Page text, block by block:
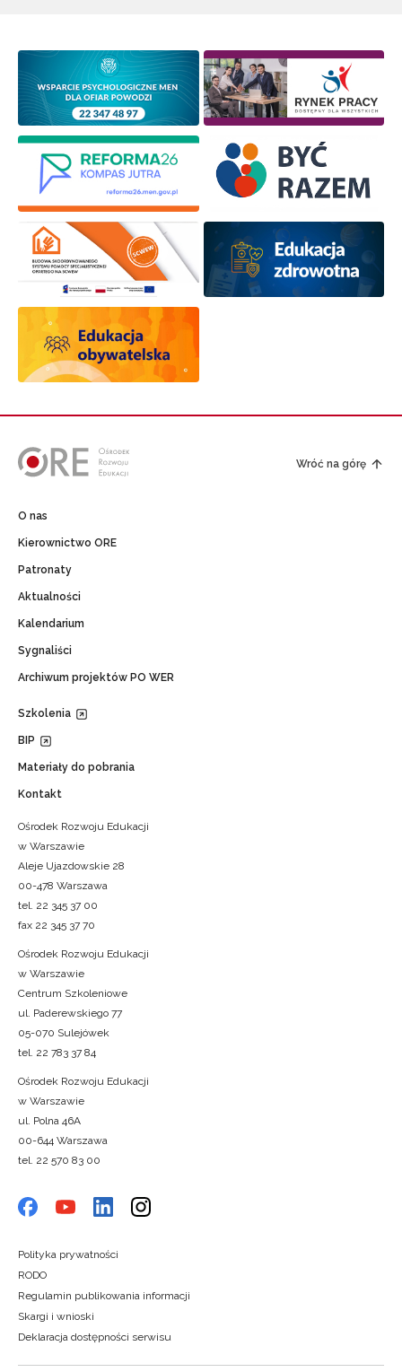
Wróć na górę
O nas
Kierownictwo ORE
Patronaty
Aktualności
Kalendarium
Sygnaliści
Archiwum projektów PO WER
Szkolenia
BIP
Materiały do pobrania
Kontakt
Ośrodek Rozwoju Edukacji
w Warszawie
Aleje Ujazdowskie 28
00-478 Warszawa
tel. 22 345 37 00
fax 22 345 37 70
Ośrodek Rozwoju Edukacji
w Warszawie
Centrum Szkoleniowe
ul. Paderewskiego 77
05-070 Sulejówek
tel. 22 783 37 84
Ośrodek Rozwoju Edukacji
w Warszawie
ul. Polna 46A
00-644 Warszawa
tel. 22 570 83 00
Polityka prywatności
RODO
Regulamin publikowania informacji
Skargi i wnioski
Deklaracja dostępności serwisu